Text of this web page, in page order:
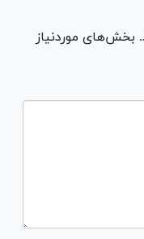
بخش‌های موردنیاز